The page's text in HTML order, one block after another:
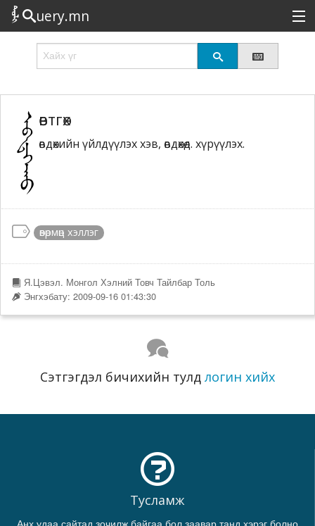
uery.mn
Сонирхолтой
Эрэлттэй
Төрөл
Татах
Логин
өвтгөх
өвдөхийн үйлдүүлэх хэв, өвдөхөд. хүрүүлэх.
өвөрмөц хэллэг
Я.Цэвэл. Монгол Хэлний Товч Тайлбар Толь
Энгхэбату: 2009-09-16 01:43:30
Сэтгэгдэл бичихийн тулд логин хийх
Тусламж
Анх удаа сайтад зочилж байгаа бол заавар танд хэрэг болно